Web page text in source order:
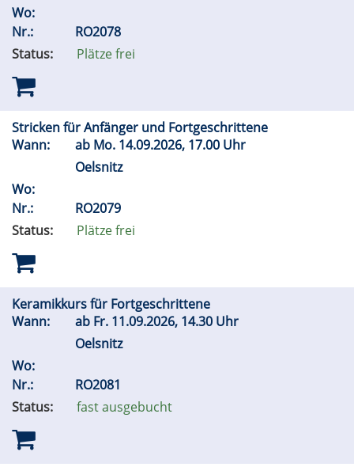
Wo:
Nr.:
RO2078
Status:
Plätze frei
Stricken für Anfänger und Fortgeschrittene
Wann:
ab Mo. 14.09.2026, 17.00 Uhr
Oelsnitz
Wo:
Nr.:
RO2079
Status:
Plätze frei
Keramikkurs für Fortgeschrittene
Wann:
ab Fr. 11.09.2026, 14.30 Uhr
Oelsnitz
Wo:
Nr.:
RO2081
Status:
fast ausgebucht